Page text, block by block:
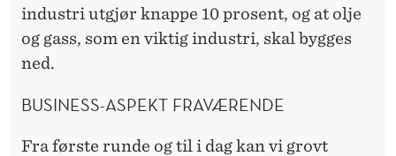
industri utgjør knappe 10 prosent, og at olje
og gass, som en viktig industri, skal bygges
ned.
BUSINESS-ASPEKT FRAVÆRENDE
Fra første runde og til i dag kan vi grovt